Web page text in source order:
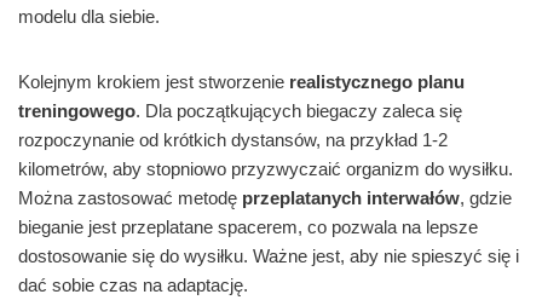
modelu dla siebie.
Kolejnym krokiem jest stworzenie realistycznego planu
treningowego. Dla początkujących biegaczy zaleca się
rozpoczynanie od krótkich dystansów, na przykład 1-2
kilometrów, aby stopniowo przyzwyczaić organizm do wysiłku.
Można zastosować metodę przeplatanych interwałów, gdzie
bieganie jest przeplatane spacerem, co pozwala na lepsze
dostosowanie się do wysiłku. Ważne jest, aby nie spieszyć się i
dać sobie czas na adaptację.